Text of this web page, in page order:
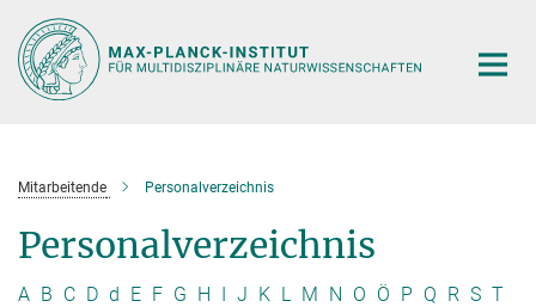
Hauptinhalt
Mitarbeitende Personalverzeichnis
Personalverzeichnis
A B C D d E F G H I J K L M N O Ö P Q R S T